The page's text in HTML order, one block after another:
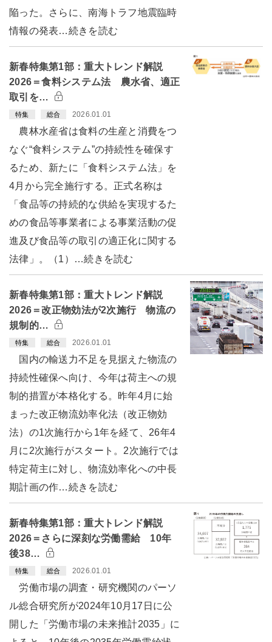
陥った。さらに、南海トラフ地震臨時
情報の発表…続きを読む
新春特集第1部：重大トレンド解説
2026＝食料システム法 農水省、適正
取引を…
特集 総合 2026.01.01
農林水産省は食料の生産と消費をつ
なぐ“食料システム”の持続性を確保す
るため、新たに「食料システム法」を
4月から完全施行する。正式名称は
「食品等の持続的な供給を実現するた
めの食品等事業者による事業活動の促
進及び食品等の取引の適正化に関する
法律」。（1）…続きを読む
新春特集第1部：重大トレンド解説
2026＝改正物効法が2次施行 物流の
規制的…
特集 総合 2026.01.01
国内の輸送力不足を見据えた物流の
持続性確保へ向け、今年は荷主への規
制的措置が本格化する。昨年4月に始
まった改正物流効率化法（改正物効
法）の1次施行から1年を経て、26年4
月に2次施行がスタート。2次施行では
特定荷主に対し、物流効率化への中長
期計画の作…続きを読む
新春特集第1部：重大トレンド解説
2026＝さらに深刻な労働需給 10年
後38…
特集 総合 2026.01.01
労働市場の調査・研究機関のパーソ
ル総合研究所が2024年10月17日に公
開した「労働市場の未来推計2035」に